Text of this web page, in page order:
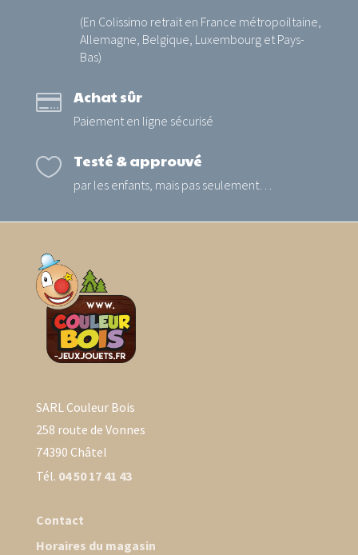
(En Colissimo retrait en France métropoiltaine,
Allemagne, Belgique, Luxembourg et Pays-
Bas)
 Achat sûr
Paiement en ligne sécurisé
 Testé & approuvé
par les enfants, mais pas seulement…
SARL Couleur Bois
258 route de Vonnes
74390 Châtel
Tél. 04 50 17 41 43
Contact
Horaires du magasin